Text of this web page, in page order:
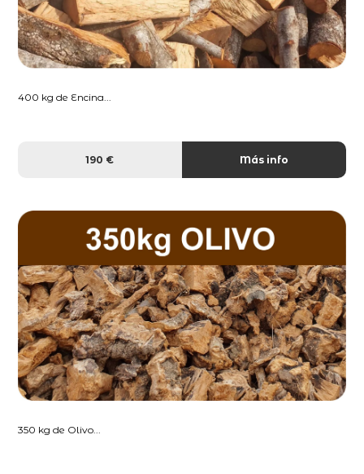
400 kg de Encina...
190 € Más info
350 kg de Olivo...